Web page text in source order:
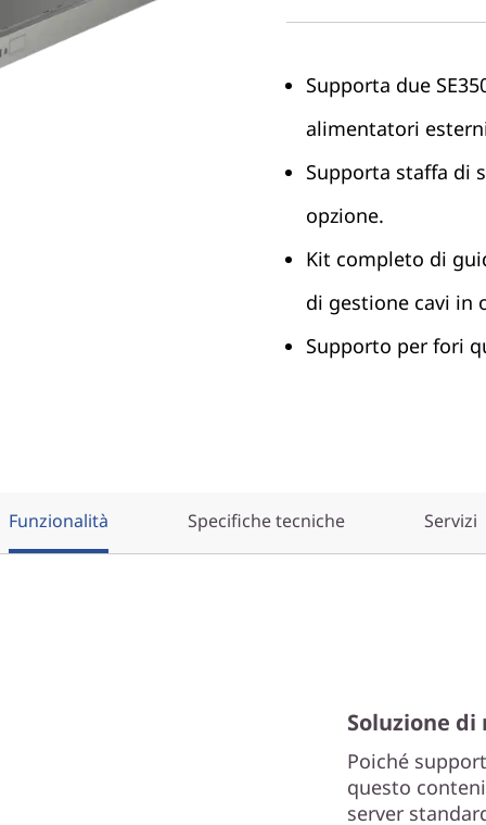
Supporta due
alimentatori
Supporta staffa di
opzione.
Kit completo di
di gestione cavi in
Supporto per fori
Funzionalità Specifiche tecniche Servizi
Soluzione di
Poiché
questo
server